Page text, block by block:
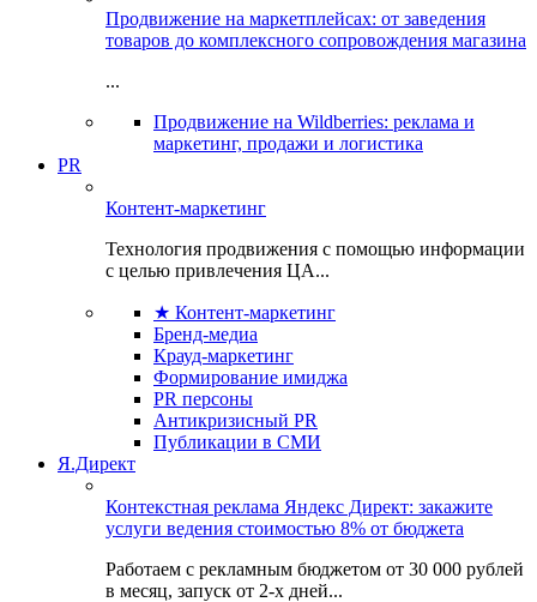
Продвижение на маркетплейсах: от заведения
товаров до комплексного сопровождения магазина
...
Продвижение на Wildberries: реклама и
маркетинг, продажи и логистика
PR
Контент-маркетинг
Технология продвижения с помощью информации
с целью привлечения ЦА...
★ Контент-маркетинг
Бренд-медиа
Крауд-маркетинг
Формирование имиджа
PR персоны
Антикризисный PR
Публикации в СМИ
Я.Директ
Контекстная реклама Яндекс Директ: закажите
услуги ведения стоимостью 8% от бюджета
Работаем с рекламным бюджетом от 30 000 рублей
в месяц, запуск от 2-х дней...